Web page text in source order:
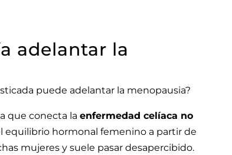
adelantar la
puede adelantar la menopausia?
que conecta laenfermedad celíaca no
hormonal femenino a partir de
mujeres y suele pasar desapercibido.